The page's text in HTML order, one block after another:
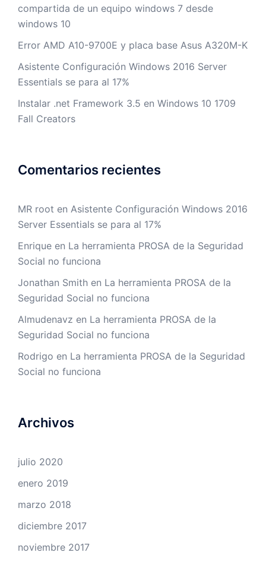
compartida de un equipo windows 7 desde
windows 10
Error AMD A10-9700E y placa base Asus A320M-K
Asistente Configuración Windows 2016 Server
Essentials se para al 17%
Instalar .net Framework 3.5 en Windows 10 1709
Fall Creators
Comentarios recientes
MR root en Asistente Configuración Windows 2016
Server Essentials se para al 17%
Enrique en La herramienta PROSA de la Seguridad
Social no funciona
Jonathan Smith en La herramienta PROSA de la
Seguridad Social no funciona
Almudenavz en La herramienta PROSA de la
Seguridad Social no funciona
Rodrigo en La herramienta PROSA de la Seguridad
Social no funciona
Archivos
julio 2020
enero 2019
marzo 2018
diciembre 2017
noviembre 2017